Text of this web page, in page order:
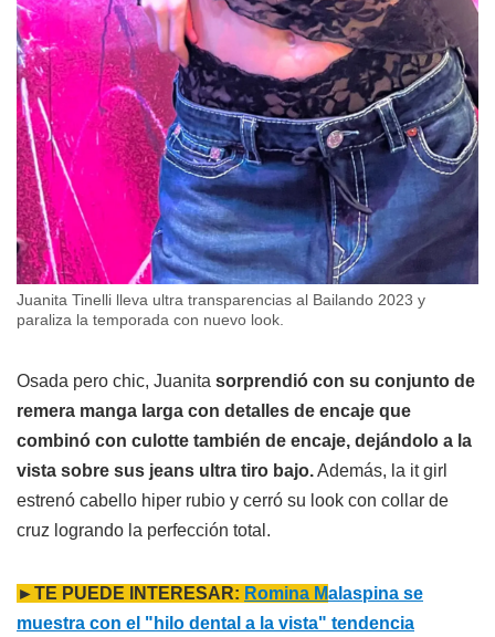
Juanita Tinelli lleva ultra transparencias al Bailando 2023 y
paraliza la temporada con nuevo look.
Osada pero chic, Juanita sorprendió con su conjunto de
remera manga larga con detalles de encaje que
combinó con culotte también de encaje, dejándolo a la
vista sobre sus jeans ultra tiro bajo.Además, la it girl
estrenó cabello hiper rubio y cerró su look con collar de
cruz logrando la perfección total.
►TE PUEDE INTERESAR: Romina Malaspina se
muestra con el "hilo dental a la vista" tendencia